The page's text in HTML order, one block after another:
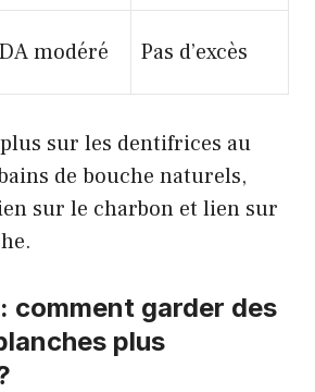
modéré Pas d’excès
sur les dentifrices au
de bouche naturels,
sur le charbon et lien sur
.
comment garder des
plus